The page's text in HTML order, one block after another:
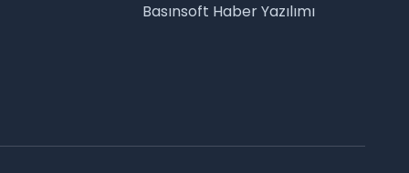
Basınsoft Haber Yazılımı